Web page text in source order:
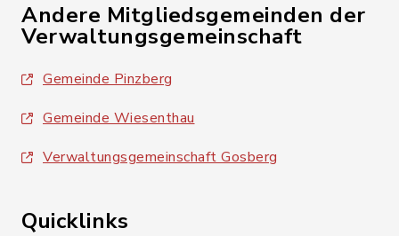
Andere Mitgliedsgemeinden der
Verwaltungsgemeinschaft
Gemeinde Pinzberg
Gemeinde Wiesenthau
Verwaltungsgemeinschaft Gosberg
Quicklinks